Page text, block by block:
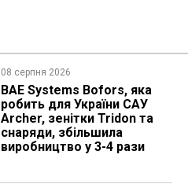
08 серпня 2026
BAE Systems Bofors, яка
робить для України САУ
Archer, зенітки Tridon та
снаряди, збільшила
виробництво у 3-4 рази